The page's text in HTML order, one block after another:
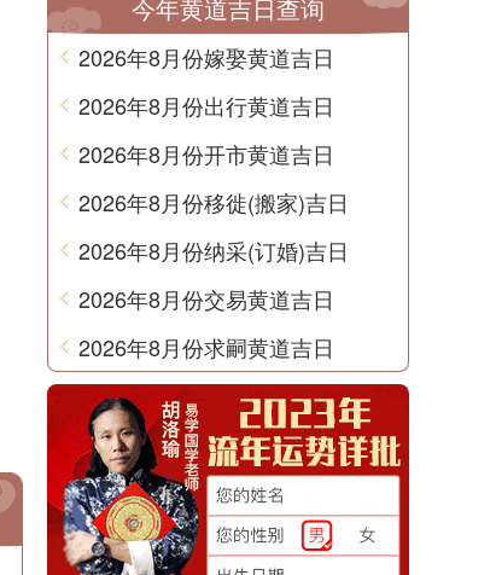
今年黄道吉日查询
2026年8月份嫁娶黄道吉日
2026年8月份出行黄道吉日
2026年8月份开市黄道吉日
2026年8月份移徙(搬家)吉日
2026年8月份纳采(订婚)吉日
2026年8月份交易黄道吉日
2026年8月份求嗣黄道吉日